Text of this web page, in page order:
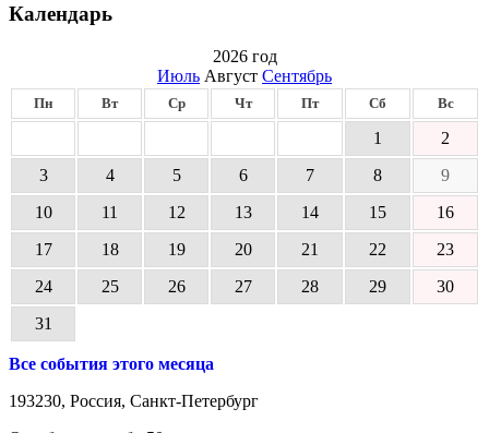
Календарь
2026 год
Июль Август Сентябрь
Пн Вт Ср Чт Пт Сб Вс
1
2
3
4 5 6 7 8
9
10
11 12 13 14 15
16
17
18 19 20 21 22
23
24
25 26 27 28 29
30
31
Все события этого месяца
193230, Россия, Санкт-Петербург